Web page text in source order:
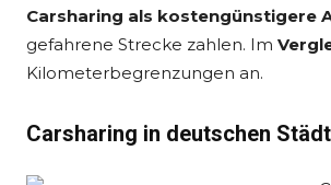
Carsharing als kostengünstigere
gefahrene Strecke zahlen. Im
Kilometerbegrenzungen an.
Carsharing in deutschen